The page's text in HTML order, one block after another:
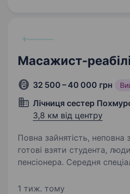
Масажист-
32 500 – 40 000 грн
Лічниця сестер
3,8 км від центру
Повна зайнятість, неповна
готові взяти студента,
пенсіонера. Середня
на медичному ринку
1 тиж. тому